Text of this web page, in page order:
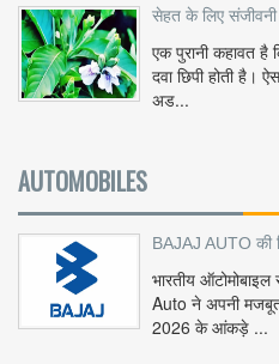
सेहत के लिए संजीवनी
एक पुरानी कहावत है
दवा छिपी होती है।
अड...
AUTOMOBILES
BAJAJ AUTO की
भारतीय
Auto ने अपनी
2026 के आंकड़े ...